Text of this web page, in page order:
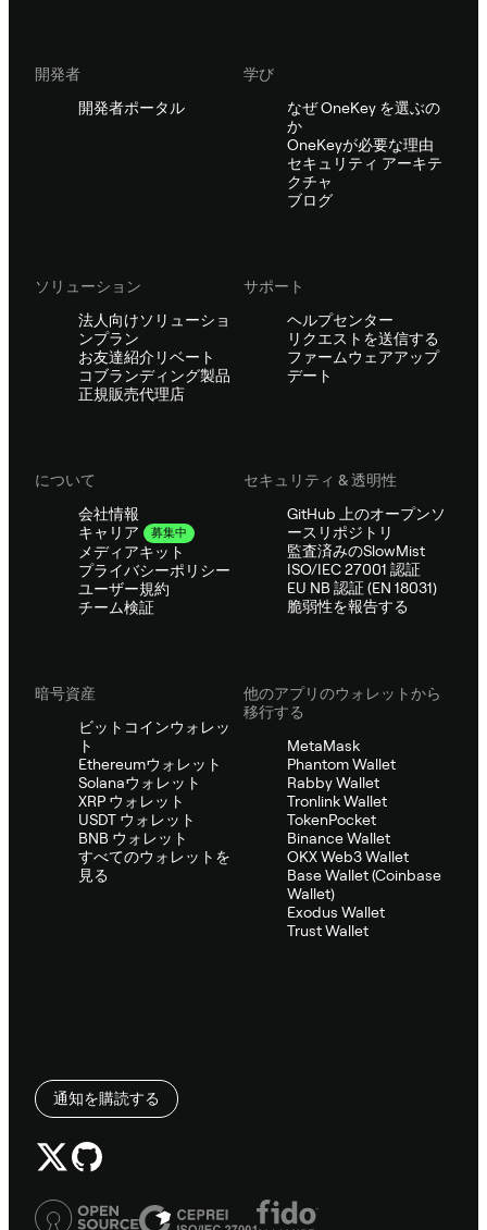
開発者
開発者ポータル
学び
なぜ OneKey を選ぶの
か
OneKeyが必要な理由
セキュリティ アーキテ
クチャ
ブログ
ソリューション
法人向けソリューショ
ンプラン
お友達紹介リベート
コブランディング製品
正規販売代理店
サポート
ヘルプセンター
リクエストを送信する
ファームウェアアップ
デート
について
会社情報
キャリア
募集中
メディアキット
プライバシーポリシー
ユーザー規約
チーム検証
セキュリティ & 透明性
GitHub 上のオープンソ
ースリポジトリ
監査済みのSlowMist
ISO/IEC 27001 認証
EU NB 認証 (EN 18031)
脆弱性を報告する
暗号資産
ビットコインウォレッ
ト
Ethereumウォレット
Solanaウォレット
XRP ウォレット
USDT ウォレット
BNB ウォレット
すべてのウォレットを
見る
他のアプリのウォレットから
移行する
MetaMask
Phantom Wallet
Rabby Wallet
Tronlink Wallet
TokenPocket
Binance Wallet
OKX Web3 Wallet
Base Wallet (Coinbase
Wallet)
Exodus Wallet
Trust Wallet
通知を購読する